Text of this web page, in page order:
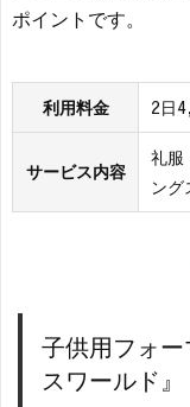
ポイントです。
利用料金 2日
サービス内容
礼服
ング
子供用フォ
スワールド』